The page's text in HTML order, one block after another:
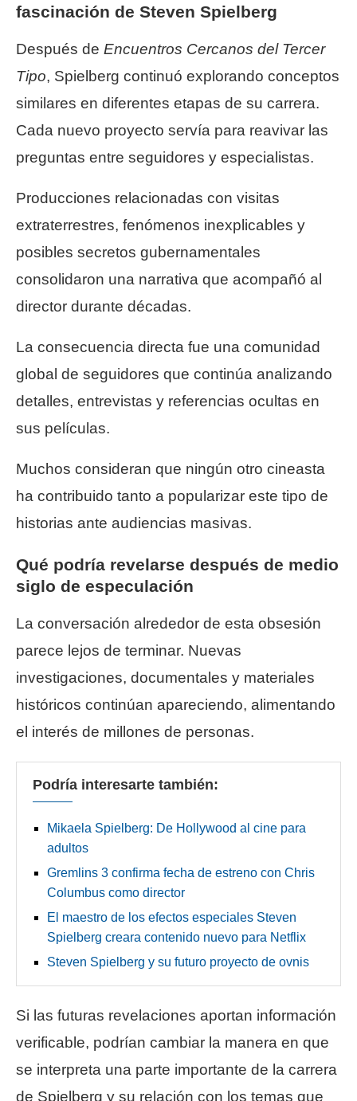
fascinación de Steven Spielberg
Después de Encuentros Cercanos del Tercer
Tipo, Spielberg continuó explorando conceptos
similares en diferentes etapas de su carrera.
Cada nuevo proyecto servía para reavivar las
preguntas entre seguidores y especialistas.
Producciones relacionadas con visitas
extraterrestres, fenómenos inexplicables y
posibles secretos gubernamentales
consolidaron una narrativa que acompañó al
director durante décadas.
La consecuencia directa fue una comunidad
global de seguidores que continúa analizando
detalles, entrevistas y referencias ocultas en
sus películas.
Muchos consideran que ningún otro cineasta
ha contribuido tanto a popularizar este tipo de
historias ante audiencias masivas.
Qué podría revelarse después de medio
siglo de especulación
La conversación alrededor de esta obsesión
parece lejos de terminar. Nuevas
investigaciones, documentales y materiales
históricos continúan apareciendo, alimentando
el interés de millones de personas.
Podría interesarte también:
Mikaela Spielberg: De Hollywood al cine para
adultos
Gremlins 3 confirma fecha de estreno con Chris
Columbus como director
El maestro de los efectos especiales Steven
Spielberg creara contenido nuevo para Netflix
Steven Spielberg y su futuro proyecto de ovnis
Si las futuras revelaciones aportan información
verificable, podrían cambiar la manera en que
se interpreta una parte importante de la carrera
de Spielberg y su relación con los temas que